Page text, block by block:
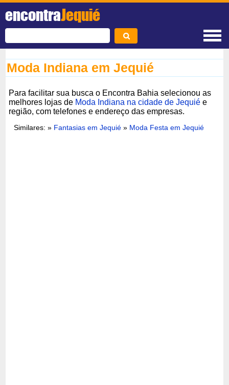
encontraJequié
Moda Indiana em Jequié
Para facilitar sua busca o Encontra Bahia selecionou as
melhores lojas de Moda Indiana na cidade de Jequié e
região, com telefones e endereço das empresas.
Similares: » Fantasias em Jequié » Moda Festa em Jequié